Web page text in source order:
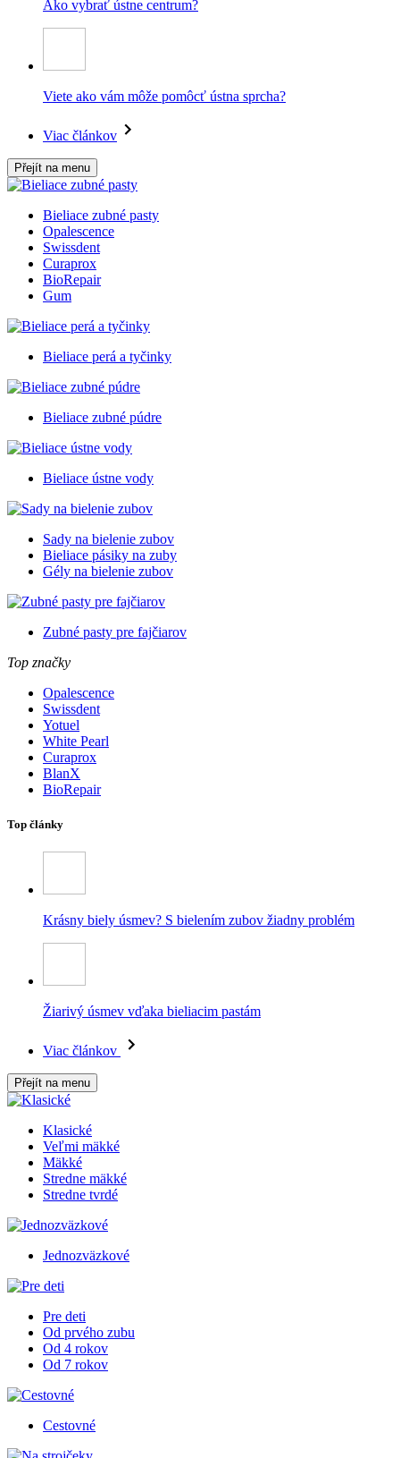
Ako vybrať ústne centrum?
Viete ako vám môže pomôcť ústna sprcha?
Viac článkov
Přejít na menu
Bieliace zubné pasty
Opalescence
Swissdent
Curaprox
BioRepair
Gum
Bieliace perá a tyčinky
Bieliace zubné púdre
Bieliace ústne vody
Sady na bielenie zubov
Bieliace pásiky na zuby
Gély na bielenie zubov
Zubné pasty pre fajčiarov
Top značky
Opalescence
Swissdent
Yotuel
White Pearl
Curaprox
BlanX
BioRepair
Top články
Krásny biely úsmev? S bielením zubov žiadny problém
Žiarivý úsmev vďaka bieliacim pastám
Viac článkov
Přejít na menu
Klasické
Veľmi mäkké
Mäkké
Stredne mäkké
Stredne tvrdé
Jednozväzkové
Pre deti
Od prvého zubu
Od 4 rokov
Od 7 rokov
Cestovné